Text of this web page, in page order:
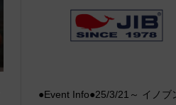
●Event Info●25/3/21～ イノブ